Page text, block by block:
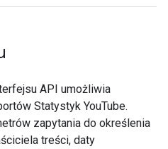
API umożliwia
Statystyk YouTube.
zapytania do określenia
treści, daty